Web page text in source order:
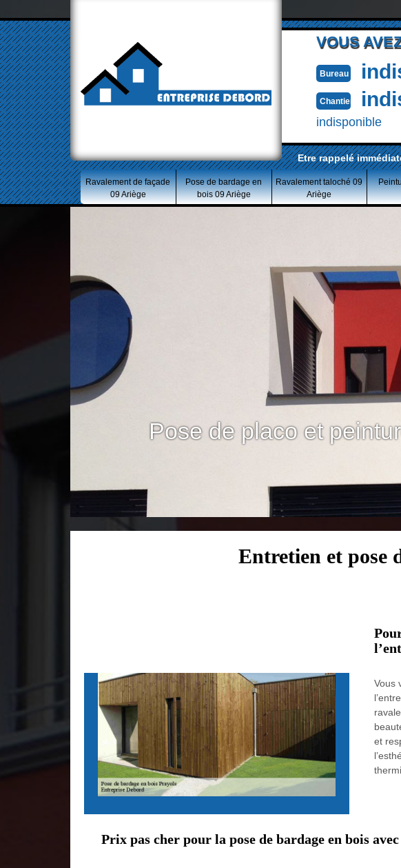
VOUS
Bureau
Chantier
indisponible
Etre rappelé
Ravalement de façade
09 Ariège
Pose de bardage en
bois 09 Ariège
Ravalement taloché 09
Ariège
Pose de placo et
Entretien et pose
Vous
et
Prix pas cher pour la pose de bardage en bois